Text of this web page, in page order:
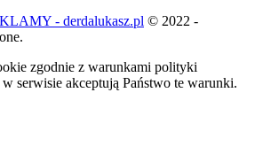
- derdalukasz.pl © 2022 -
zgodnie z warunkami polityki
serwisie akceptują Państwo te warunki.